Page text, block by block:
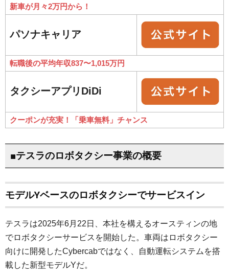
新車が月々2万円から！
パソナキャリア
転職後の平均年収837〜1,015万円
タクシーアプリDiDi
クーポンが充実！「乗車無料」チャンス
■テスラのロボタクシー事業の概要
モデルYベースのロボタクシーでサービスイン
テスラは2025年6月22日、本社を構えるオースティンの地
でロボタクシーサービスを開始した。車両はロボタクシー
向けに開発したCybercabではなく、自動運転システムを搭
載した新型モデルYだ。